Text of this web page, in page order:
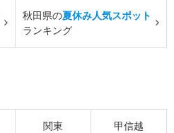
秋田県の夏休み人気スポット
ランキング
関東 甲信越